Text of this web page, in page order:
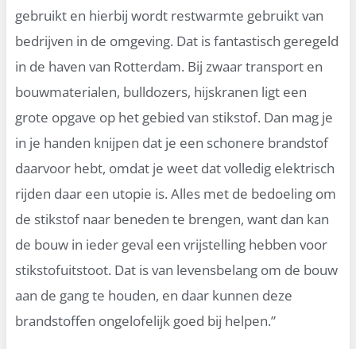
gebruikt en hierbij wordt restwarmte gebruikt van
bedrijven in de omgeving. Dat is fantastisch geregeld
in de haven van Rotterdam. Bij zwaar transport en
bouwmaterialen, bulldozers, hijskranen ligt een
grote opgave op het gebied van stikstof. Dan mag je
in je handen knijpen dat je een schonere brandstof
daarvoor hebt, omdat je weet dat volledig elektrisch
rijden daar een utopie is. Alles met de bedoeling om
de stikstof naar beneden te brengen, want dan kan
de bouw in ieder geval een vrijstelling hebben voor
stikstofuitstoot. Dat is van levensbelang om de bouw
aan de gang te houden, en daar kunnen deze
brandstoffen ongelofelijk goed bij helpen.”